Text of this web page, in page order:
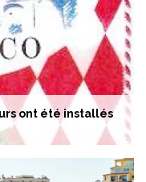
ont été installés